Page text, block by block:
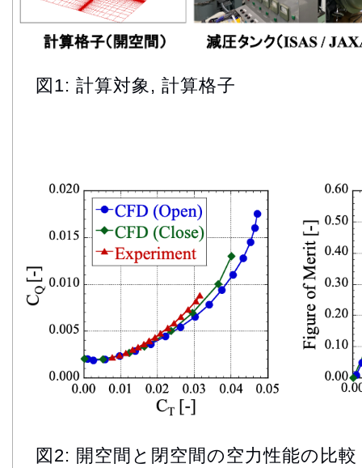
図1: 計算対象, 計算格子
図2: 開空間と閉空間の空力性能の比較